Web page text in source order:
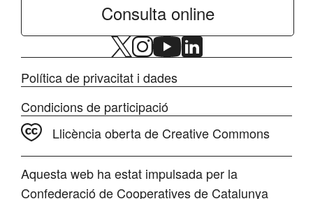
Consulta online
Política de privacitat i dades
Condicions de participació
Llicència oberta de Creative Commons
Aquesta web ha estat impulsada per la
Confederació de Cooperatives de Catalunya